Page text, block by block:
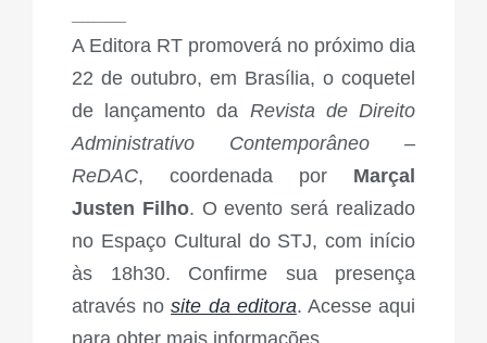
A Editora RT promoverá no próximo dia
22 de outubro, em Brasília, o coquetel
de lançamento da Revista de Direito
Administrativo Contemporâneo –
ReDAC, coordenada por Marçal
Justen Filho. O evento será realizado
no Espaço Cultural do STJ, com início
às 18h30. Confirme sua presença
através nosite da editora. Acesseaqui